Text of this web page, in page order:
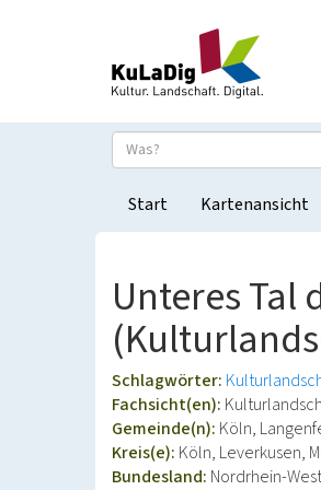
Start Kartenansicht
Unteres Tal
Schlagwörter:
Fachsicht(en):
Gemeinde(n): Köln,
Kreis(e): Köln, Leverkusen,
Bundesland: Nordrhein-